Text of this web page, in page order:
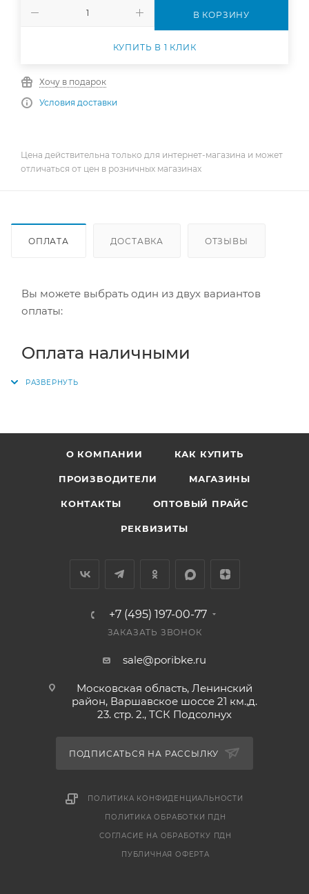
В КОРЗИНУ
КУПИТЬ В 1 КЛИК
Хочу в подарок
Условия доставки
Цена действительна только для интернет-магазина и может
отличаться от цен в розничных магазинах
ОПЛАТА ДОСТАВКА ОТЗЫВЫ
Вы можете выбрать один из двух вариантов
оплаты:
Оплата наличными
Также оплата наличными доступна при
самовывозе из магазина.
получении. Вместе с заказом выдается кассовый
О КОМПАНИИ КАК КУПИТЬ
ПРОИЗВОДИТЕЛИ МАГАЗИНЫ
КОНТАКТЫ ОПТОВЫЙ ПРАЙС
РЕКВИЗИТЫ
+7 (495) 197-00-77
ЗАКАЗАТЬ ЗВОНОК
sale@poribke.ru
Московская область, Ленинский
район, Варшавское шоссе 21 км.,д.
23. стр. 2., ТСК Подсолнух
ПОДПИСАТЬСЯ НА РАССЫЛКУ
ПОЛИТИКА КОНФИДЕНЦИАЛЬНОСТИ
ПОЛИТИКА ОБРАБОТКИ ПДН
СОГЛАСИЕ НА ОБРАБОТКУ ПДН
ПУБЛИЧНАЯ ОФЕРТА